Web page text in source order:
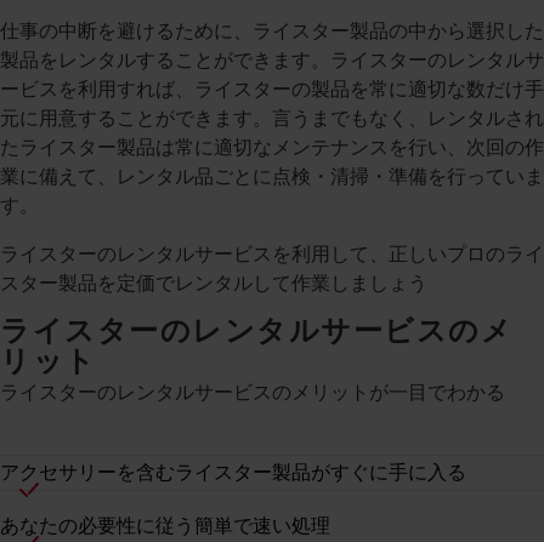
仕事の中断を避けるために、ライスター製品の中から選択した
製品をレンタルすることができます。ライスターのレンタルサ
ービスを利用すれば、ライスターの製品を常に適切な数だけ手
元に用意することができます。言うまでもなく、レンタルされ
たライスター製品は常に適切なメンテナンスを行い、次回の作
業に備えて、レンタル品ごとに点検・清掃・準備を行っていま
す。
ライスターのレンタルサービスを利用して、正しいプロのライ
スター製品を定価でレンタルして作業しましょう
ライスターのレンタルサービスのメ
リット
ライスターのレンタルサービスのメリットが一目でわかる
アクセサリーを含むライスター製品がすぐに手に入る
あなたの必要性に従う簡単で速い処理